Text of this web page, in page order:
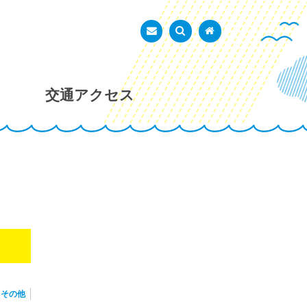
あかし市民広場
お問い合わせ
検索を表示トップページ
交通アクセス
その他